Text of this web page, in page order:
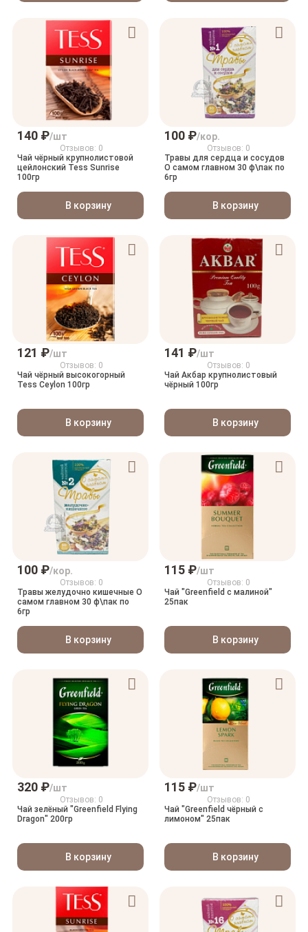
140 ₽/шт
Отзывов: 0
Чай чёрный крупнолистовой
цейлонский Tess Sunrise
100гр
В корзину
100 ₽/кор.
Отзывов: 0
Травы для сердца и сосудов
О самом главном 30 ф\пак по
6гр
В корзину
121 ₽/шт
Отзывов: 0
Чай чёрный высокогорный
Tess Ceylon 100гр
В корзину
141 ₽/шт
Отзывов: 0
Чай Акбар крупнолистовый
чёрный 100гр
В корзину
100 ₽/кор.
Отзывов: 0
Травы желудочно кишечные О
самом главном 30 ф\пак по
6гр
В корзину
115 ₽/шт
Отзывов: 0
Чай "Greenfield с малиной"
25пак
В корзину
320 ₽/шт
Отзывов: 0
Чай зелёный "Greenfield Flying
Dragon" 200гр
В корзину
115 ₽/шт
Отзывов: 0
Чай "Greenfield чёрный с
лимоном" 25пак
В корзину